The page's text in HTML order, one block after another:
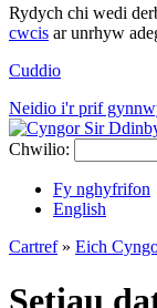
Rydych chi wedi
cwcis ar unrhyw
Cuddio
Neidio i'r prif
Chwilio:
Fy nghyfrifon
English
Cartref» Eich